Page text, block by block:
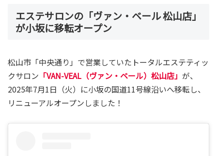
エステサロンの「ヴァン・ベール 松山店」
が小坂に移転オープン
松山市「中央通り」で営業していたトータルエステティッ
クサロン 「VAN-VEAL（ヴァン・ベール）松山店」 が、
2025年7月1日（火）に小坂の国道11号線沿いへ移転し、
リニューアルオープンしました！